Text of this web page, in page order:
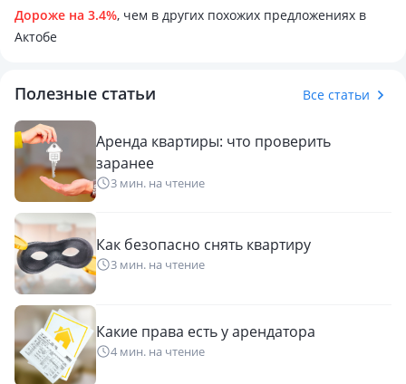
тыйым салынады.
Дороже на 3.4%, чем в других похожих предложениях в
Актобе
Полезные статьи Все статьи
Аренда квартиры: что проверить
заранее
3 мин. на чтение
Как безопасно снять квартиру
3 мин. на чтение
Какие права есть у арендатора
4 мин. на чтение